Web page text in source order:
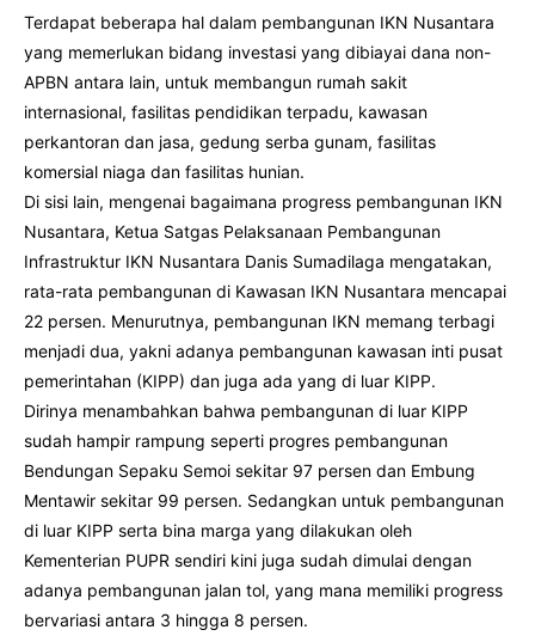
Terdapat beberapa hal dalam pembangunan IKN Nusantara
yang memerlukan bidang investasi yang dibiayai dana non-
APBN antara lain, untuk membangun rumah sakit
internasional, fasilitas pendidikan terpadu, kawasan
perkantoran dan jasa, gedung serba gunam, fasilitas
komersial niaga dan fasilitas hunian.
Di sisi lain, mengenai bagaimana progress pembangunan IKN
Nusantara, Ketua Satgas Pelaksanaan Pembangunan
Infrastruktur IKN Nusantara Danis Sumadilaga mengatakan,
rata-rata pembangunan di Kawasan IKN Nusantara mencapai
22 persen. Menurutnya, pembangunan IKN memang terbagi
menjadi dua, yakni adanya pembangunan kawasan inti pusat
pemerintahan (KIPP) dan juga ada yang di luar KIPP.
Dirinya menambahkan bahwa pembangunan di luar KIPP
sudah hampir rampung seperti progres pembangunan
Bendungan Sepaku Semoi sekitar 97 persen dan Embung
Mentawir sekitar 99 persen. Sedangkan untuk pembangunan
di luar KIPP serta bina marga yang dilakukan oleh
Kementerian PUPR sendiri kini juga sudah dimulai dengan
adanya pembangunan jalan tol, yang mana memiliki progress
bervariasi antara 3 hingga 8 persen.